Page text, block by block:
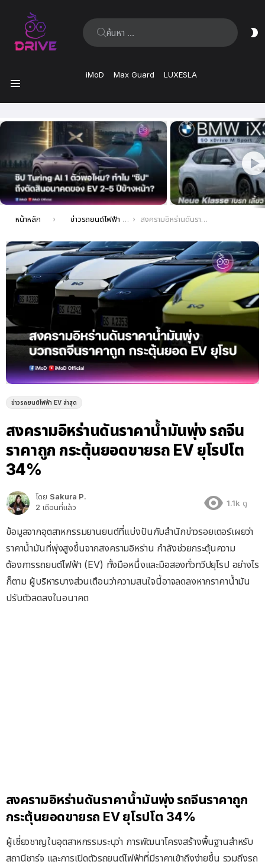
ค้นหา:
iMoD Max Guard LUXESLA
ล่าสุด
คุณอยู่ที่นี่:
หน้าหลัก ข่าวรถยนต์ไฟฟ้า EV ล่าสุด สงครามอิหร่านดันราคาน้ำมันพุ่ง รถจีนราคาถูก กระตุ้นยอดขายรถ EV ยุโรปโต 34%
ข่าวรถยนต์ไฟฟ้า EV ล่าสุด
สงครามอิหร่านดันราคาน้ำมันพุ่ง รถจีน
ราคาถูก กระตุ้นยอดขายรถ EV ยุโรปโต
34%
โดย Sakura P.
2 เดือนที่แล้ว
1.1k ดู
ข้อมูลจากอุตสาหกรรมยานยนต์ที่แบ่งปันกับสำนักข่าวรอยเตอร์เผยว่า
ราคาน้ำมันที่พุ่งสูงขึ้นจากสงครามอิหร่าน กำลังช่วยกระตุ้นความ
ต้องการรถยนต์ไฟฟ้า (EV) ทั้งมือหนึ่งและมือสองทั่วทวีปยุโรป อย่างไร
ก็ตาม ผู้บริหารบางส่วนเตือนว่าความสนใจนี้อาจลดลงหากราคาน้ำมัน
ปรับตัวลดลงในอนาคต
สงครามอิหร่านดันราคาน้ำมันพุ่ง รถจีนราคาถูก
กระตุ้นยอดขายรถ EV ยุโรปโต 34%
ผู้เชี่ยวชาญในอุตสาหกรรมระบุว่า การพัฒนาโครงสร้างพื้นฐานสำหรับ
สถานีชาร์จ และการเปิดตัวรถยนต์ไฟฟ้าที่มีราคาเข้าถึงง่ายขึ้น รวมถึงรถ